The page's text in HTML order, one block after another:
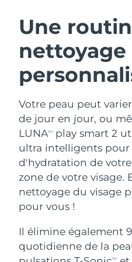
Une
nettoyage
Votre peau peut
de jour en jour, ou
LUNATM
play smart 2
ultra intelligents pour
d'hydratation de
zone de votre visage.
nettoyage du visage
pour vous !
Il élimine également
quotidienne de la
TM
Nettoyage du visage
Anti-aging
LUNA™ 4
Massage,
LUNA™ 4
Microcurrent
BEAR™ 2
Microcurrent
BEAR™ 2
Hydratation
UFO™ 3
Deep facial
Near-infrared
device
issa™ 4
Hybrid
Smart hybrid
FAQ™
Anti-âge
Autriche
Bahreïn
Belgique
Bermudes
Bosnie-Herzégovine
Brunei
Bulgarie
Canada
Chili